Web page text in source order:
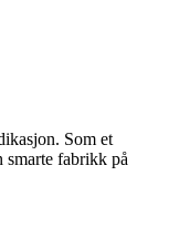
Som et
fabrikk på